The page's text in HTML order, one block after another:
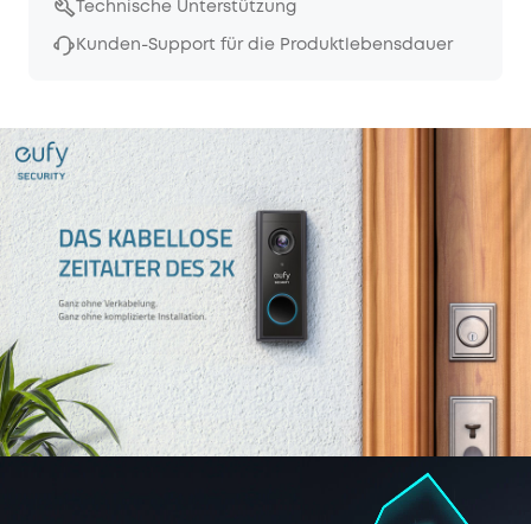
Technische Unterstützung
Kunden-Support für die Produktlebensdauer